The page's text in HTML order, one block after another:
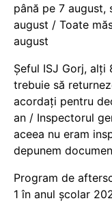
până pe 7 august,
august / Toate
august
Șeful ISJ Gorj,
trebuie să
acordați pentru
an / Inspectorul
aceea nu eram
depunem
Program de
1 în anul școlar